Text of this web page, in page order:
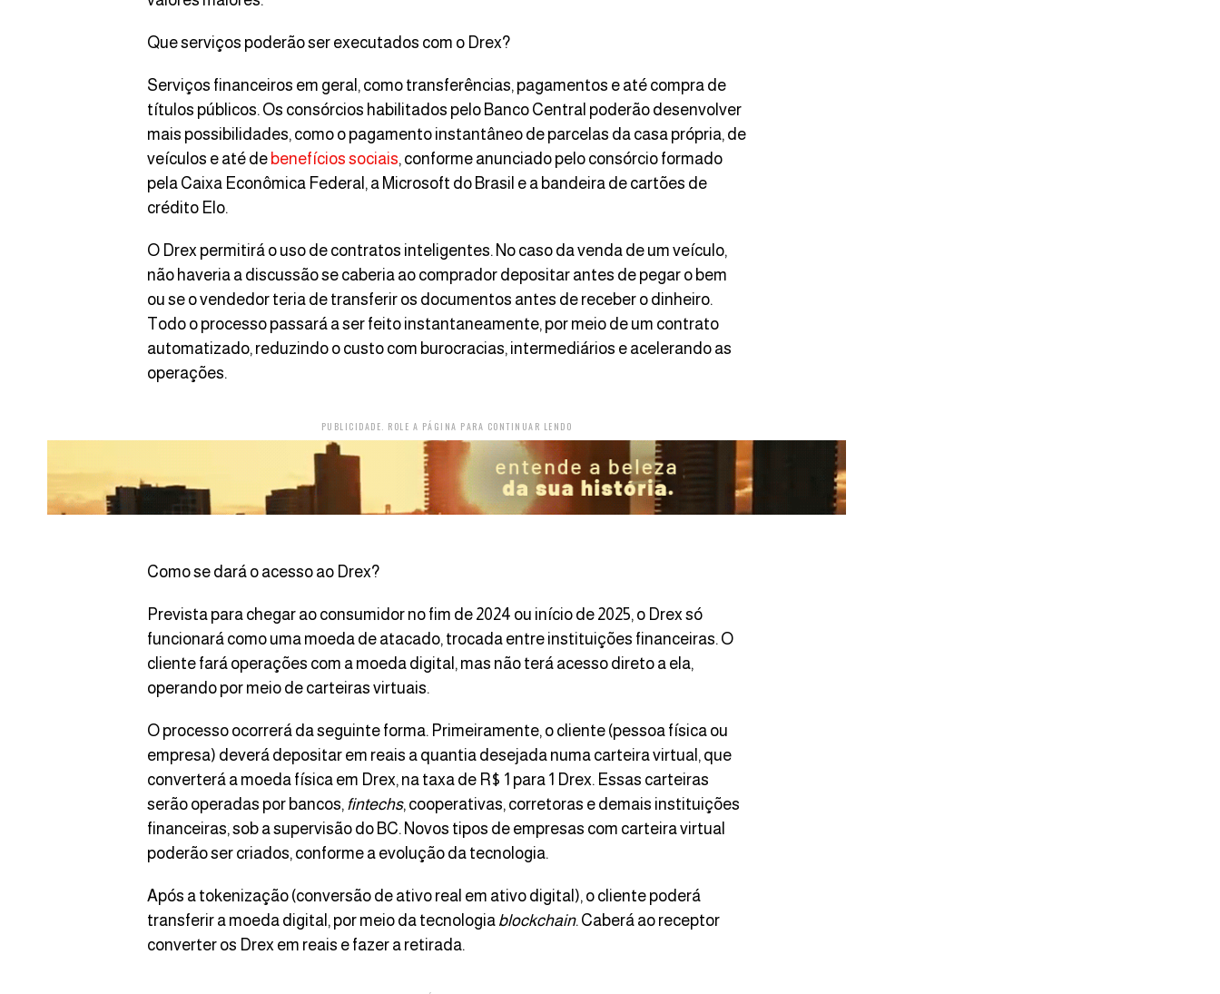
Que serviços poderão ser executados com o Drex?
Serviços financeiros em geral, como transferências, pagamentos e até compra de
títulos públicos. Os consórcios habilitados pelo Banco Central poderão desenvolver
mais possibilidades, como o pagamento instantâneo de parcelas da casa própria, de
veículos e até de benefícios sociais, conforme anunciado pelo consórcio formado
pela Caixa Econômica Federal, a Microsoft do Brasil e a bandeira de cartões de
crédito Elo.
O Drex permitirá o uso de contratos inteligentes. No caso da venda de um veículo,
não haveria a discussão se caberia ao comprador depositar antes de pegar o bem
ou se o vendedor teria de transferir os documentos antes de receber o dinheiro.
Todo o processo passará a ser feito instantaneamente, por meio de um contrato
automatizado, reduzindo o custo com burocracias, intermediários e acelerando as
operações.
PUBLICIDADE. ROLE A PÁGINA PARA CONTINUAR LENDO
Como se dará o acesso ao Drex?
Prevista para chegar ao consumidor no fim de 2024 ou início de 2025, o Drex só
funcionará como uma moeda de atacado, trocada entre instituições financeiras. O
cliente fará operações com a moeda digital, mas não terá acesso direto a ela,
operando por meio de carteiras virtuais.
O processo ocorrerá da seguinte forma. Primeiramente, o cliente (pessoa física ou
empresa) deverá depositar em reais a quantia desejada numa carteira virtual, que
converterá a moeda física em Drex, na taxa de R$ 1 para 1 Drex. Essas carteiras
serão operadas por bancos, fintechs, cooperativas, corretoras e demais instituições
financeiras, sob a supervisão do BC. Novos tipos de empresas com carteira virtual
poderão ser criados, conforme a evolução da tecnologia.
Após a tokenização (conversão de ativo real em ativo digital), o cliente poderá
transferir a moeda digital, por meio da tecnologia blockchain. Caberá ao receptor
converter os Drex em reais e fazer a retirada.